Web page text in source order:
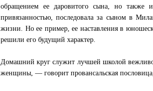
обращением ее даровитого сына, но также
привязанностью, последовала за сыном в
жизни. Но ее пример, ее наставления в
решили его будущий характер.
Домашний круг служит лучшей школой
женщины, — говорит провансальская